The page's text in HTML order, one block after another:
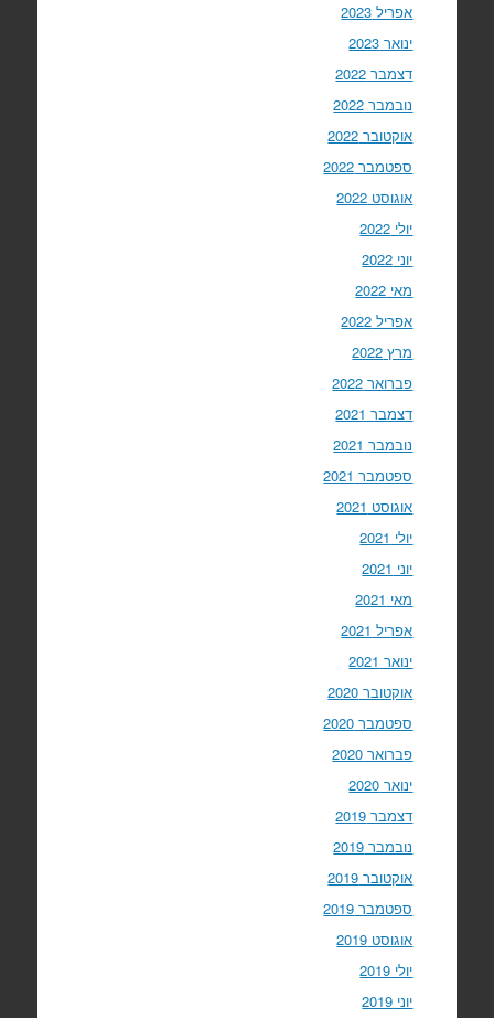
אפריל 2023
ינואר 2023
דצמבר 2022
נובמבר 2022
אוקטובר 2022
ספטמבר 2022
אוגוסט 2022
יולי 2022
יוני 2022
מאי 2022
אפריל 2022
מרץ 2022
פברואר 2022
דצמבר 2021
נובמבר 2021
ספטמבר 2021
אוגוסט 2021
יולי 2021
יוני 2021
מאי 2021
אפריל 2021
ינואר 2021
אוקטובר 2020
ספטמבר 2020
פברואר 2020
ינואר 2020
דצמבר 2019
נובמבר 2019
אוקטובר 2019
ספטמבר 2019
אוגוסט 2019
יולי 2019
יוני 2019